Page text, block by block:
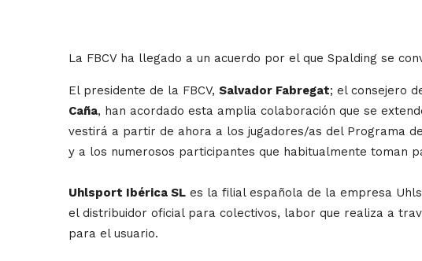
La FBCV ha llegado a un acuerdo por el que Spalding se
El presidente de la FBCV, Salvador Fabregat; el consejero
Caña, han acordado esta amplia colaboración que se
vestirá a partir de ahora a los jugadores/as del Programa
y a los numerosos participantes que habitualmente toman
Uhlsport Ibérica SLes la filial española de la empresa
el distribuidor oficial para colectivos, labor que realiza a
para el usuario.